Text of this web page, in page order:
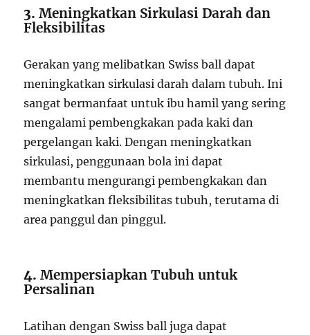
3.Meningkatkan Sirkulasi Darah dan
Fleksibilitas
Gerakan yang melibatkan Swiss ball dapat
meningkatkan sirkulasi darah dalam tubuh. Ini
sangat bermanfaat untuk ibu hamil yang sering
mengalami pembengkakan pada kaki dan
pergelangan kaki. Dengan meningkatkan
sirkulasi, penggunaan bola ini dapat
membantu mengurangi pembengkakan dan
meningkatkan fleksibilitas tubuh, terutama di
area panggul dan pinggul.
4.Mempersiapkan Tubuh untuk
Persalinan
Latihan dengan Swiss ball juga dapat